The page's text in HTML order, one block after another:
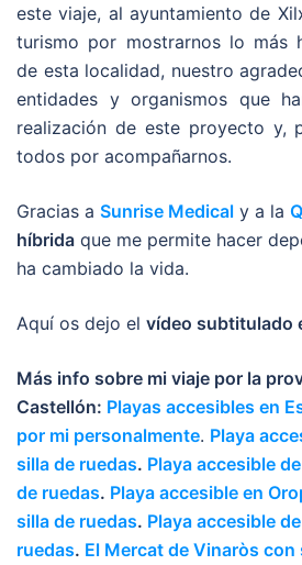
este viaje, al ayuntamiento de
turismo por mostrarnos lo más
de esta localidad, nuestro
entidades y organismos que
realización de este proyecto y,
todos por acompañarnos.
Gracias a Sunrise Medical y a la
híbrida que me permite hacer
ha cambiado la vida.
Aquí os dejo el vídeo subtitulado
Más info sobre mi viaje por la
Castellón: Playas accesibles en
por mi personalmente. Playa
silla de ruedas. Playa accesible
de ruedas. Playa accesible en
silla de ruedas. Playa accesible
ruedas. El Mercat de Vinaròs con